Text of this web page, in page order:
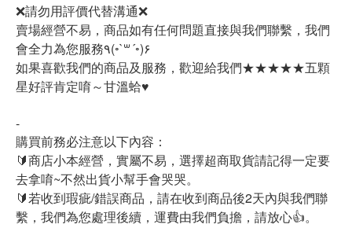
❌請勿用評價代替溝通❌
賣場經營不易，商品如有任何問題直接與我們聯繫，我們
會全力為您服務٩(◦`꒳´◦)۶
如果喜歡我們的商品及服務，歡迎給我們★★★★★五顆
星好評肯定唷～甘溫蛤♥
-
購買前務必注意以下內容：
🔰商店小本經營，實屬不易，選擇超商取貨請記得一定要
去拿唷~不然出貨小幫手會哭哭。
🔰若收到瑕疵/錯誤商品，請在收到商品後2天內與我們聯
繫，我們為您處理後續，運費由我們負擔，請放心👍。